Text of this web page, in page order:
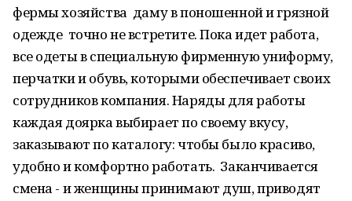
фермы хозяйства даму в поношенной и грязной
одежде точно не встретите. Пока идет работа,
все одеты в специальную фирменную униформу,
перчатки и обувь, которыми обеспечивает своих
сотрудников компания. Наряды для работы
каждая доярка выбирает по своему вкусу,
заказывают по каталогу: чтобы было красиво,
удобно и комфортно работать. Заканчивается
смена - и женщины принимают душ, приводят